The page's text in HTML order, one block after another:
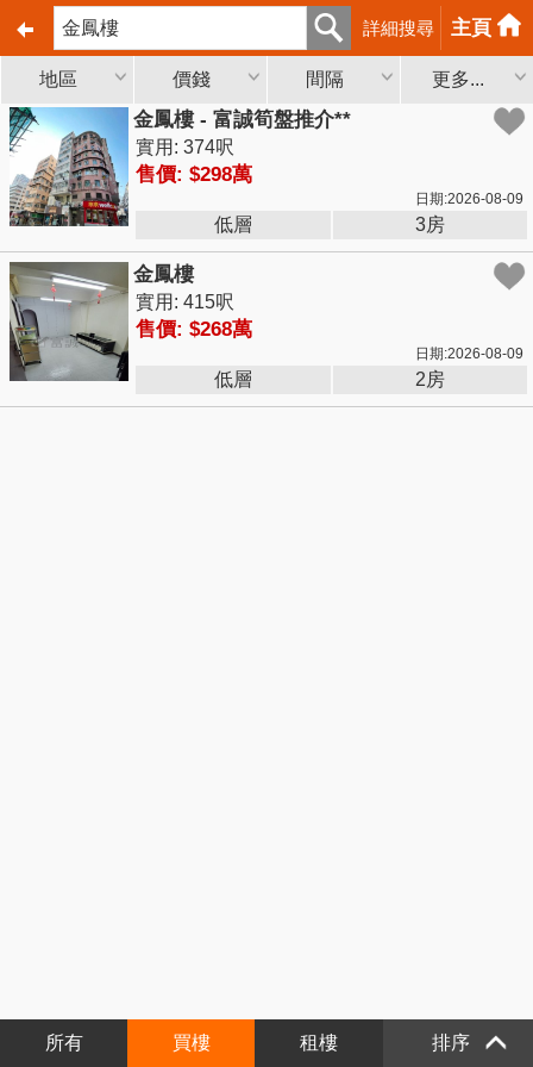
詳細搜尋 主頁
地區 價錢 間隔 更多...
金鳳樓 - 富誠筍盤推介**
實用: 374呎
售價: $298萬
日期:2026-08-09
低層 3房
金鳳樓
實用: 415呎
售價: $268萬
日期:2026-08-09
低層 2房
所有 買樓 租樓 排序